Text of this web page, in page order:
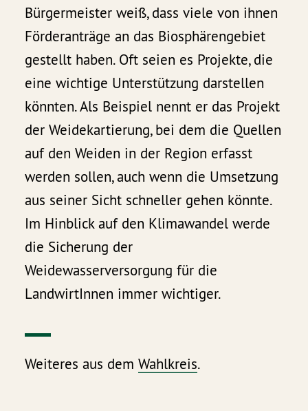
Bürgermeister weiß, dass viele von ihnen
Förderanträge an das Biosphärengebiet
gestellt haben. Oft seien es Projekte, die
eine wichtige Unterstützung darstellen
könnten. Als Beispiel nennt er das Projekt
der Weidekartierung, bei dem die Quellen
auf den Weiden in der Region erfasst
werden sollen, auch wenn die Umsetzung
aus seiner Sicht schneller gehen könnte.
Im Hinblick auf den Klimawandel werde
die Sicherung der
Weidewasserversorgung für die
LandwirtInnen immer wichtiger.
Weiteres aus demWahlkreis.